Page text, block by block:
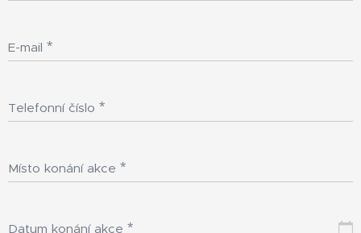
E-mail
Telefonní číslo
Místo konání akce
Datum konání akce